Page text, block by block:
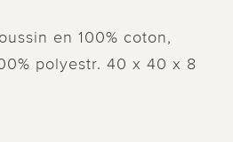
en 100% coton,
polyestr. 40 x 40 x 8